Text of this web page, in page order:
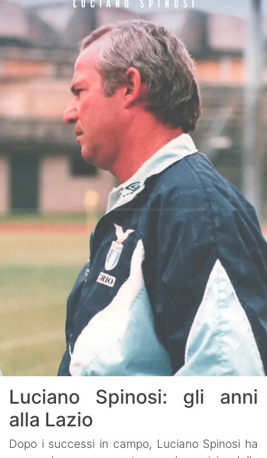
Luciano Spinosi: gli anni
alla Lazio
Dopo i successi in campo, Luciano Spinosi ha